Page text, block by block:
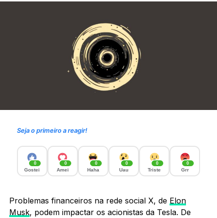
Seja o primeiro a reagir!
0
Gostei
0
Amei
0
Haha
0
Uau
0
Triste
0
Grr
Problemas financeiros na rede social X, de Elon
Musk, podem impactar os acionistas da Tesla. De